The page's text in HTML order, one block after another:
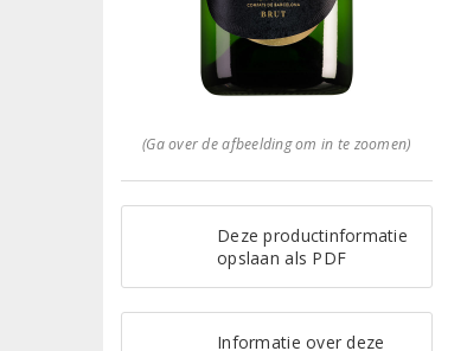
(Ga over de afbeelding om in te zoomen)
Deze productinformatie
opslaan als PDF
Informatie over deze